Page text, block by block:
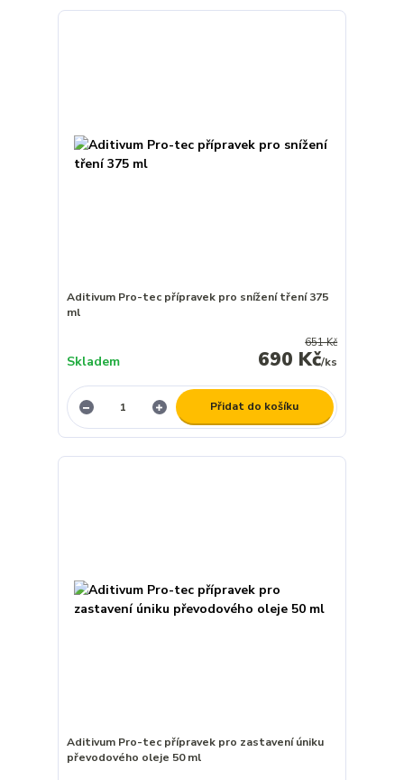
Aditivum Pro-tec přípravek pro snížení tření 375
ml
651 Kč
690 Kč/ks
Skladem
Přidat do košíku
Aditivum Pro-tec přípravek pro zastavení úniku
převodového oleje 50 ml